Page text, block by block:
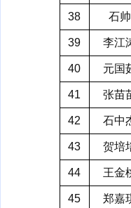
38 石帅
39 李江
40 元国
41 张苗
42 石中
43 贺培
44 王金
45 郑嘉